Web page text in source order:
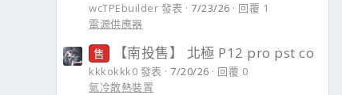
wcTPEbuilder 發表 7/23/26
回覆 1
電源供應器
售 【南投售】 北極 P12 pro pst co
kkkokkk0 發表 7/20/26
回覆 0
氣冷散熱裝置